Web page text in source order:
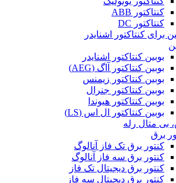
کنتاکتور ABB
کنتاکتور DC
برای کنتاکتور اشنایدر
بوبین کنتاکتور اشنایدر
بوبین کنتاکتور آاگ (AEG)
بوبین کنتاکتور زیمنس
بوبین کنتاکتور جنرال
بوبین کنتاکتور هیوندا
بوبین کنتاکتور ال اس (LS)
بی متال رله
برق
کنتور برق تک فاز آنالوگ
کنتور برق سه فاز آنالوگ
کنتور برق دیجیتال تک فاز
کنتور برق دیجیتال سه فاز